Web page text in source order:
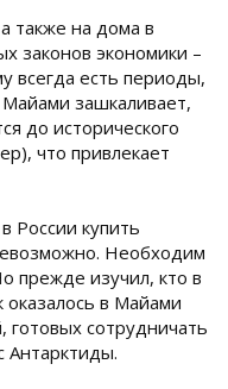
также на дома в
законов экономики –
всегда есть периоды,
зашкаливает,
до исторического
что привлекает
России купить
Необходим
прежде изучил, кто в
в Майами
готовых сотрудничать
Антарктиды.